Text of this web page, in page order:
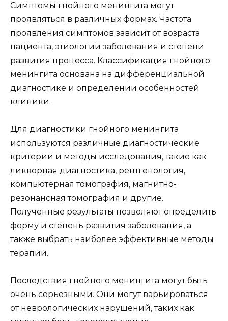
Симптомы гнойного менингита могут
проявляться в различных формах. Частота
проявления симптомов зависит от возраста
пациента, этиологии заболевания и степени
развития процесса. Классификация гнойного
менингита основана на дифференциальной
диагностике и определении особенностей
клиники.
Для диагностики гнойного менингита
используются различные диагностические
критерии и методы исследования, такие как
ликворная диагностика, рентгенология,
компьютерная томография, магнитно-
резонансная томография и другие.
Полученные результаты позволяют определить
форму и степень развития заболевания, а
также выбрать наиболее эффективные методы
терапии.
Последствия гнойного менингита могут быть
очень серьезными. Они могут варьироваться
от неврологических нарушений, таких как